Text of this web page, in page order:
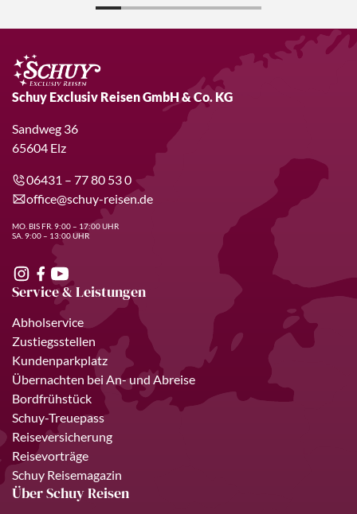
Schuy Exclusiv Reisen GmbH & Co. KG
Sandweg 36
65604 Elz
06431 – 77 80 53 0
office@schuy-reisen.de
MO. BIS FR. 9:00 – 17:00 UHR
SA. 9:00 – 13:00 UHR
Service & Leistungen
Abholservice
Zustiegsstellen
Kundenparkplatz
Übernachten bei An- und Abreise
Bordfrühstück
Schuy-Treuepass
Reiseversicherung
Reisevorträge
Schuy Reisemagazin
Über Schuy Reisen